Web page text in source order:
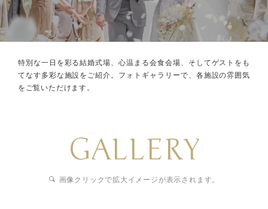
特別な一日を彩る結婚式場、心温まる会食会場、 そしてゲストをも
てなす多彩な施設をご紹介。フォトギャラリーで、 各施設の雰囲気
をご覧いただけます。
GALLERY
画像クリックで拡大イメージが表示されます。